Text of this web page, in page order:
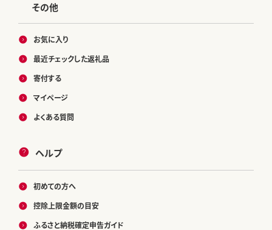
その他
お気に入り
最近チェックした返礼品
寄付する
マイページ
よくある質問
ヘルプ
初めての方へ
控除上限金額の目安
ふるさと納税確定申告ガイド